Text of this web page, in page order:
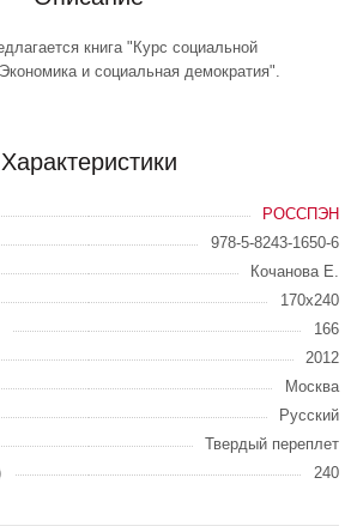
книга "Курс социальной
и социальная демократия".
Характеристики
РОССПЭН
978-5-8243-1650-6
Кочанова Е.
170х240
166
2012
Москва
Русский
Твердый переплет
240